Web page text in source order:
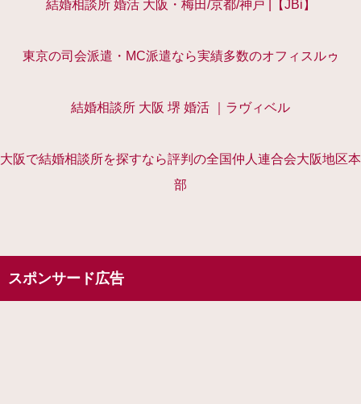
結婚相談所 婚活 大阪・梅田/京都/神戸 |【JBi】
東京の司会派遣・MC派遣なら実績多数のオフィスルゥ
結婚相談所 大阪 堺 婚活 ｜ラヴィベル
大阪で結婚相談所を探すなら評判の全国仲人連合会大阪地区本
部
スポンサード広告